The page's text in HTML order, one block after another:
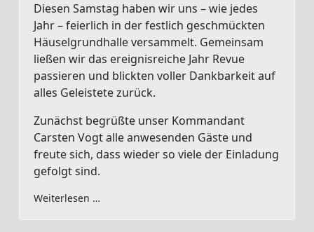
Diesen Samstag haben wir uns – wie jedes
Jahr – feierlich in der festlich geschmückten
Häuselgrundhalle versammelt. Gemeinsam
ließen wir das ereignisreiche Jahr Revue
passieren und blickten voller Dankbarkeit auf
alles Geleistete zurück.
Zunächst begrüßte unser Kommandant
Carsten Vogt alle anwesenden Gäste und
freute sich, dass wieder so viele der Einladung
gefolgt sind.
Weiterlesen …